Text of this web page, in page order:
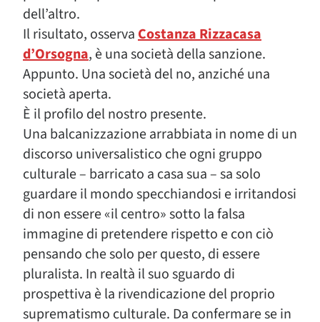
dell’altro.
Il risultato, osservaCostanza Rizzacasa
d’Orsogna, è una società della sanzione.
Appunto. Una società del no, anziché una
società aperta.
È il profilo del nostro presente.
Una balcanizzazione arrabbiata in nome di un
discorso universalistico che ogni gruppo
culturale – barricato a casa sua – sa solo
guardare il mondo specchiandosi e irritandosi
di non essere «il centro» sotto la falsa
immagine di pretendere rispetto e con ciò
pensando che solo per questo, di essere
pluralista. In realtà il suo sguardo di
prospettiva è la rivendicazione del proprio
suprematismo culturale. Da confermare se in